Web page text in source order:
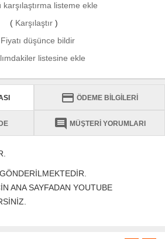
karşılaştırma listeme ekle
( Karşılaştır )
Fiyatı düşünce bildir
listesine ekle
credit_card ÖDEME BİLGİLERİ
comment MÜŞTERİ YORUMLARI
ANA SAYFADAN YOUTUBE